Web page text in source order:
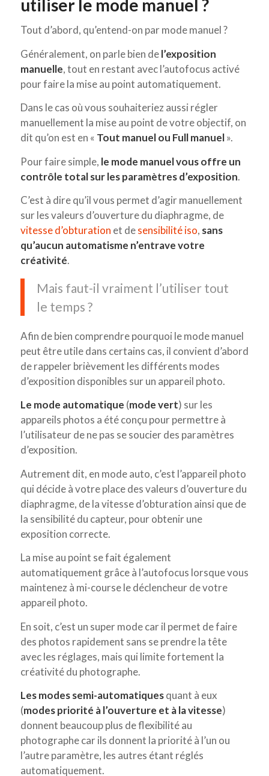
utiliser le mode manuel ?
Tout d’abord, qu’entend-on par mode manuel ?
Généralement, on parle bien del’exposition
manuelle, tout en restant avec l’autofocus activé
pour faire la mise au point automatiquement.
Dans le cas où vous souhaiteriez aussi régler
manuellement la mise au point de votre objectif, on
dit qu’on est en « Tout manuel ou Full manuel».
Pour faire simple, le mode manuel vous offre un
contrôle total sur les paramètres d’exposition.
C’est à dire qu’il vous permet d’agir manuellement
sur les valeurs d’ouverture du diaphragme, de
vitesse d’obturation et desensibilité iso, sans
qu’aucun automatisme n’entrave votre
créativité.
Mais faut-il vraiment l’utiliser tout
le temps ?
Afin de bien comprendre pourquoi le mode manuel
peut être utile dans certains cas, il convient d’abord
de rappeler brièvement les différents modes
d’exposition disponibles sur un appareil photo.
Le mode automatique (mode vert) sur les
appareils photos a été conçu pour permettre à
l’utilisateur de ne pas se soucier des paramètres
d’exposition.
Autrement dit, en mode auto, c’est l’appareil photo
qui décide à votre place des valeurs d’ouverture du
diaphragme, de la vitesse d’obturation ainsi que de
la sensibilité du capteur, pour obtenir une
exposition correcte.
La mise au point se fait également
automatiquement grâce à l’autofocus lorsque vous
maintenez à mi-course le déclencheur de votre
appareil photo.
En soit, c’est un super mode car il permet de faire
des photos rapidement sans se prendre la tête
avec les réglages, mais qui limite fortement la
créativité du photographe.
Les modes semi-automatiquesquant à eux
(modes priorité à l’ouverture et à la vitesse)
donnent beaucoup plus de flexibilité au
photographe car ils donnent la priorité à l’un ou
l’autre paramètre, les autres étant réglés
automatiquement.